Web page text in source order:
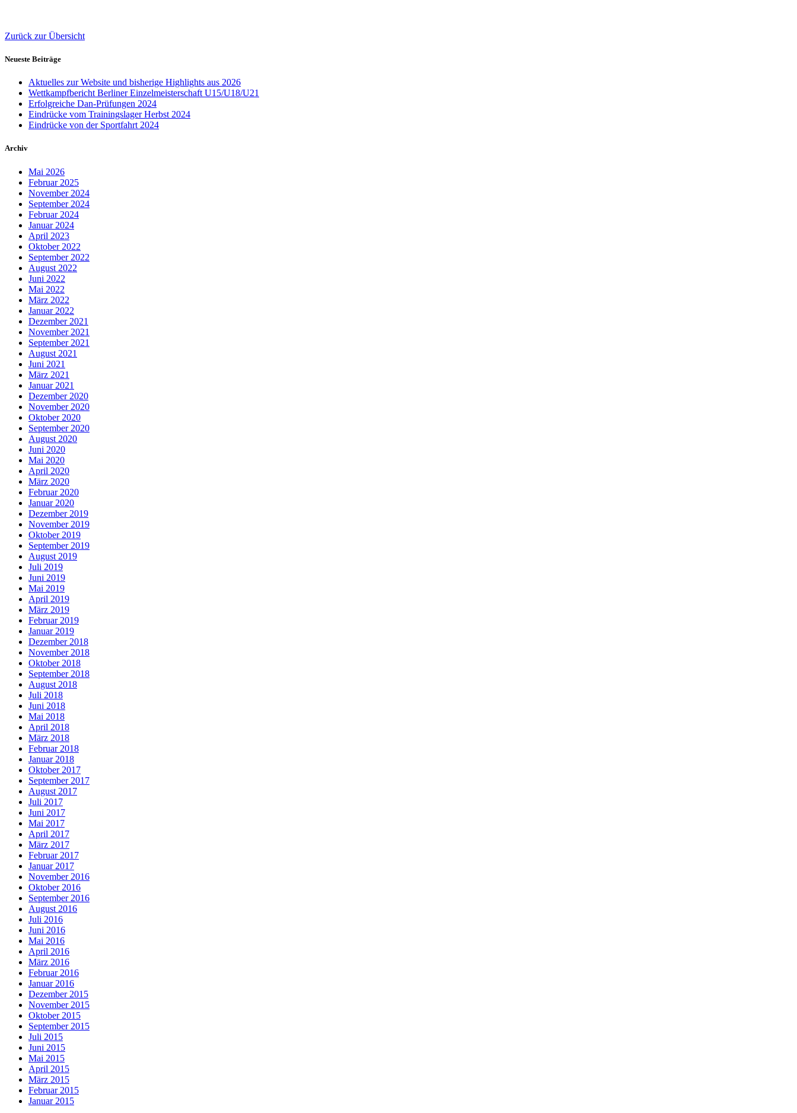
Zurück zur Übersicht
Neueste Beiträge
Aktuelles zur Website und bisherige Highlights aus 2026
Wettkampfbericht Berliner Einzelmeisterschaft U15/U18/U21
Erfolgreiche Dan-Prüfungen 2024
Eindrücke vom Trainingslager Herbst 2024
Eindrücke von der Sportfahrt 2024
Archiv
Mai 2026
Februar 2025
November 2024
September 2024
Februar 2024
Januar 2024
April 2023
Oktober 2022
September 2022
August 2022
Juni 2022
Mai 2022
März 2022
Januar 2022
Dezember 2021
November 2021
September 2021
August 2021
Juni 2021
März 2021
Januar 2021
Dezember 2020
November 2020
Oktober 2020
September 2020
August 2020
Juni 2020
Mai 2020
April 2020
März 2020
Februar 2020
Januar 2020
Dezember 2019
November 2019
Oktober 2019
September 2019
August 2019
Juli 2019
Juni 2019
Mai 2019
April 2019
März 2019
Februar 2019
Januar 2019
Dezember 2018
November 2018
Oktober 2018
September 2018
August 2018
Juli 2018
Juni 2018
Mai 2018
April 2018
März 2018
Februar 2018
Januar 2018
Oktober 2017
September 2017
August 2017
Juli 2017
Juni 2017
Mai 2017
April 2017
März 2017
Februar 2017
Januar 2017
November 2016
Oktober 2016
September 2016
August 2016
Juli 2016
Juni 2016
Mai 2016
April 2016
März 2016
Februar 2016
Januar 2016
Dezember 2015
November 2015
Oktober 2015
September 2015
Juli 2015
Juni 2015
Mai 2015
April 2015
März 2015
Februar 2015
Januar 2015